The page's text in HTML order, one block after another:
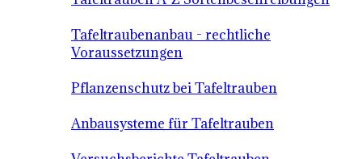
Tafeltraubenanbau - rechtliche
Voraussetzungen
Pflanzenschutz bei Tafeltrauben
Anbausysteme für Tafeltrauben